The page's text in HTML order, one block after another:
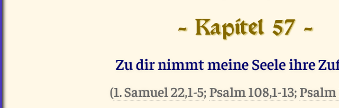
- Kapitel 57 -
Zu dir nimmt meine Seele ihre
(1. Samuel 22,1-5; Psalm 108,1-13; Psalm